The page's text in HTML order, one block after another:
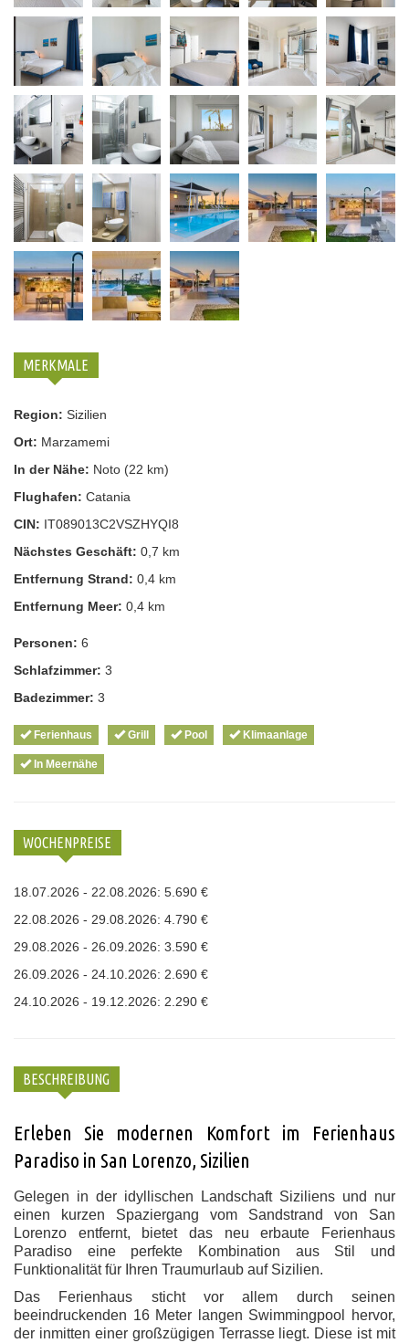
MERKMALE
Region: Sizilien
Ort: Marzamemi
In der Nähe: Noto (22 km)
Flughafen: Catania
CIN: IT089013C2VSZHYQI8
Nächstes Geschäft: 0,7 km
Entfernung Strand: 0,4 km
Entfernung Meer: 0,4 km
Personen: 6
Schlafzimmer: 3
Badezimmer: 3
Ferienhaus Grill Pool Klimaanlage
In Meernähe
WOCHENPREISE
18.07.2026 - 22.08.2026: 5.690 €
22.08.2026 - 29.08.2026: 4.790 €
29.08.2026 - 26.09.2026: 3.590 €
26.09.2026 - 24.10.2026: 2.690 €
24.10.2026 - 19.12.2026: 2.290 €
BESCHREIBUNG
Erleben Sie modernen Komfort im Ferienhaus
Paradiso in San Lorenzo, Sizilien
Gelegen in der idyllischen Landschaft Siziliens und nur
einen kurzen Spaziergang vom Sandstrand von San
Lorenzo entfernt, bietet das neu erbaute Ferienhaus
Paradiso eine perfekte Kombination aus Stil und
Funktionalität für Ihren Traumurlaub auf Sizilien.
Das Ferienhaus sticht vor allem durch seinen
beeindruckenden 16 Meter langen Swimmingpool hervor,
der inmitten einer großzügigen Terrasse liegt. Diese ist mit